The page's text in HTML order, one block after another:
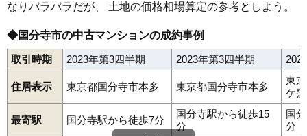
なりバラバラだが、 土地の価格相場算定の参考としよう。
◆国分寺市の中古マンションの成約事例
取引時期 2023年第3四半期 2023年第3四半期
住居表示 東京都国分寺市本多 東京都国分寺市本多
東
ケ窪
最寄駅 国分寺駅から徒歩7分
国分寺駅から徒歩15
分
国
分